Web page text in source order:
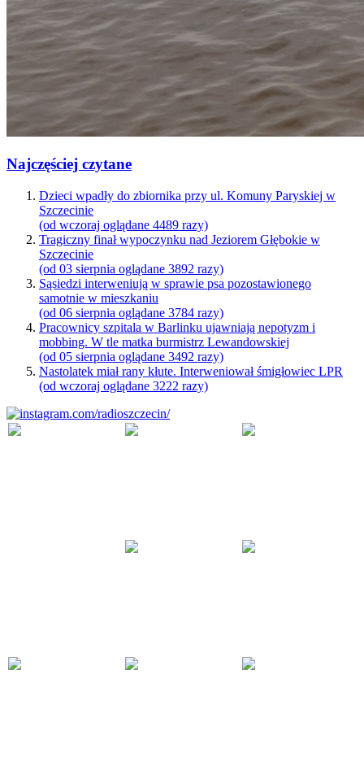
Najczęściej czytane
Dzieci wpadły do zbiornika przy ul. Komuny Paryskiej w
Szczecinie
(od wczoraj oglądane 4489 razy)
Tragiczny finał wypoczynku nad Jeziorem Głębokie w
Szczecinie
(od 03 sierpnia oglądane 3892 razy)
Sąsiedzi interweniują w sprawie psa pozostawionego
samotnie w mieszkaniu
(od 06 sierpnia oglądane 3784 razy)
Pracownicy szpitala w Barlinku ujawniają nepotyzm i
mobbing. W tle matka burmistrz Lewandowskiej
(od 05 sierpnia oglądane 3492 razy)
Nastolatek miał rany kłute. Interweniował śmigłowiec LPR
(od wczoraj oglądane 3222 razy)